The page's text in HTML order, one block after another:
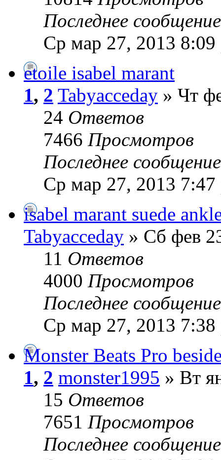
Последнее
Ср мар 27, 2013 8:09
etoile isabel marant
1, 2 Tabyacceday » Чт
24 Ответов
7466 Просмотров
Последнее
Ср мар 27, 2013 7:47
isabel marant suede
Tabyacceday » Сб фев
11 Ответов
4000 Просмотров
Последнее
Ср мар 27, 2013 7:38
Monster Beats Pro
1, 2 monster1995 » Вт
15 Ответов
7651 Просмотров
Последнее